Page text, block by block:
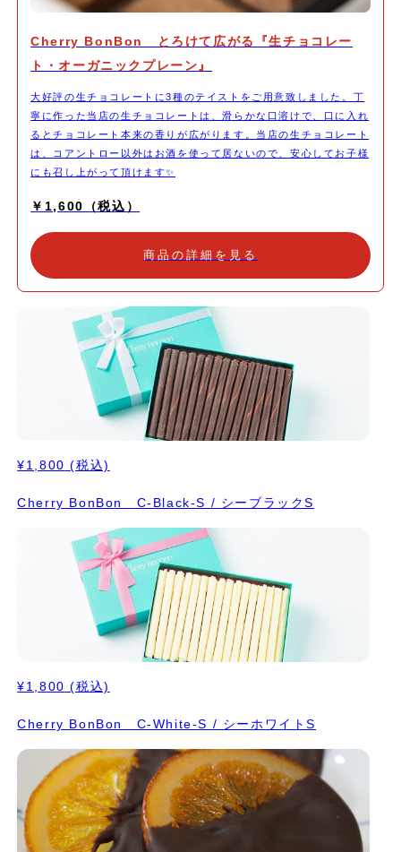
Cherry BonBon とろけて広がる『生チョコレー
ト・オーガニックプレーン』
大好評の生チョコレートに3種のテイストをご用意致しました。丁
寧に作った当店の生チョコレートは、滑らかな口溶けで、口に入れ
るとチョコレート本来の香りが広がります。当店の生チョコレート
は、コアントロー以外はお酒を使って居ないので、安心してお子様
にも召し上がって頂けます✨
￥1,600（税込）
商品の詳細を見る
¥1,800 (税込)
Cherry BonBon C-Black-S / シーブラックS
¥1,800 (税込)
Cherry BonBon C-White-S / シーホワイトS